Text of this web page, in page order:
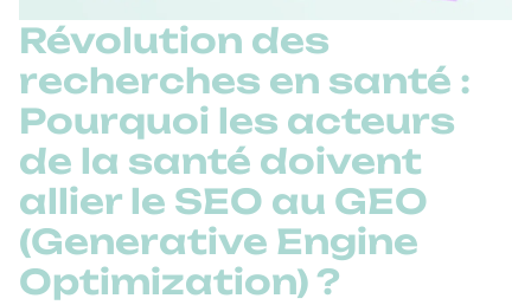
Révolution des
recherches en santé :
Pourquoi les acteurs
de la santé doivent
allier le SEO au GEO
(Generative Engine
Optimization) ?